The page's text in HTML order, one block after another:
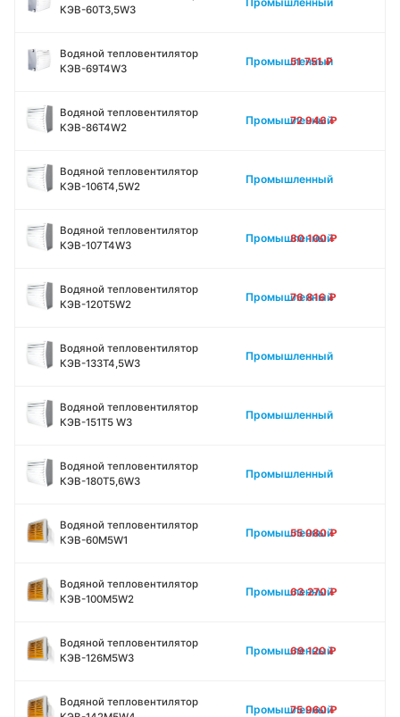
КЭВ-60Т3,5W3
Водяной тепловентилятор
КЭВ-69Т4W3
Промышленный
51 751₽
Водяной тепловентилятор
КЭВ-86Т4W2
Промышленный
72 946₽
Водяной тепловентилятор
КЭВ-106Т4,5W2
Промышленный
Водяной тепловентилятор
КЭВ-107Т4W3
Промышленный
80 100₽
Водяной тепловентилятор
КЭВ-120Т5W2
Промышленный
76 816₽
Водяной тепловентилятор
КЭВ-133Т4,5W3
Промышленный
Водяной тепловентилятор
КЭВ-151Т5 W3
Промышленный
Водяной тепловентилятор
КЭВ-180Т5,6W3
Промышленный
Водяной тепловентилятор
КЭВ-60M5W1
Промышленный
55 080₽
Водяной тепловентилятор
КЭВ-100M5W2
Промышленный
63 270₽
Водяной тепловентилятор
КЭВ-126M5W3
Промышленный
69 120₽
Водяной тепловентилятор
Промышленный
75 960₽